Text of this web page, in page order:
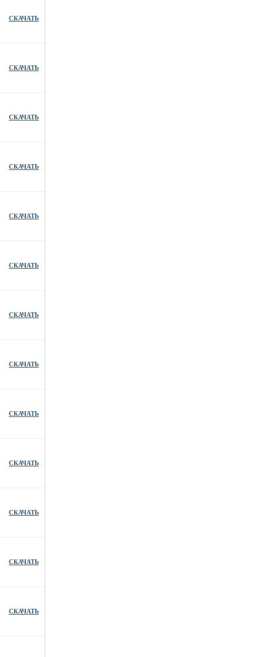
СКАЧАТЬ
СКАЧАТЬ
СКАЧАТЬ
СКАЧАТЬ
СКАЧАТЬ
СКАЧАТЬ
СКАЧАТЬ
СКАЧАТЬ
СКАЧАТЬ
СКАЧАТЬ
СКАЧАТЬ
СКАЧАТЬ
СКАЧАТЬ